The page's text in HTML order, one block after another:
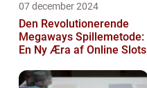
07 december 2024
Den Revolutionerende
Megaways Spillemetode:
En Ny Æra af Online Slots